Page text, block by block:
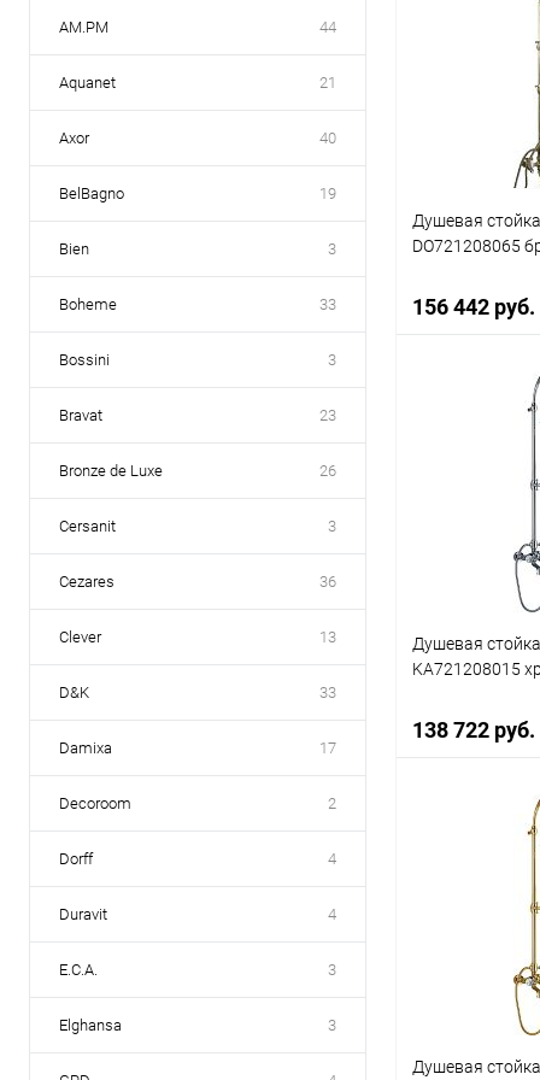
AM.PM 44
Aquanet 21
Axor 40
BelBagno 19
Bien 3
Boheme 33
Bossini 3
Bravat 23
Bronze de Luxe 26
Cersanit 3
Cezares 36
Clever 13
D&K 33
Damixa 17
Decoroom 2
Dorff 4
Duravit 4
E.C.A. 3
Elghansa 3
Душевая
DO721208065
156 442 руб.
В
Душевая
KA721208015
138 722 руб.
В
Душевая